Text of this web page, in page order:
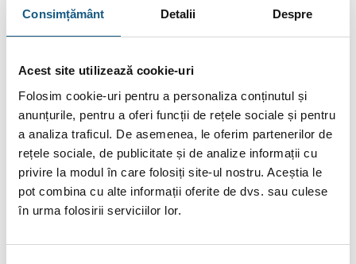
Consimțământ Detalii Despre
Acest site utilizează cookie-uri
Folosim cookie-uri pentru a personaliza conținutul și
anunțurile, pentru a oferi funcții de rețele sociale și pentru
a analiza traficul. De asemenea, le oferim partenerilor de
rețele sociale, de publicitate și de analize informații cu
privire la modul în care folosiți site-ul nostru. Aceștia le
pot combina cu alte informații oferite de dvs. sau culese
în urma folosirii serviciilor lor.
tbi bank
Fotografiile produselor au caracter informativ și pot
asemenea, unele specificații pot fi modificate de către
producător fără preaviz sau pot conține erori de operare.
DESCRIERE
INFORMAȚII SUPLIMENTARE